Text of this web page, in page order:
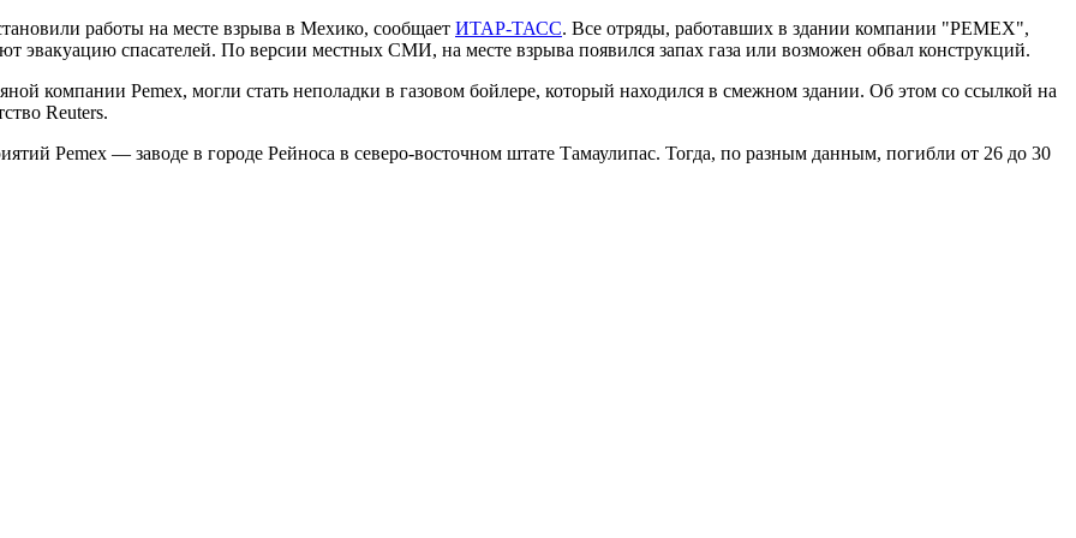
работы на месте взрыва в Мехико, сообщает ИТАР-ТАСС. Все отряды, работавших в здании компании "PEMEX",
эвакуацию спасателей. По версии местных СМИ, на месте взрыва появился запах газа или возможен обвал конструкций.
компании Pemex, могли стать неполадки в газовом бойлере, который находился в смежном здании. Об этом со ссылкой на
Reuters.
Pemex — заводе в городе Рейноса в северо-восточном штате Тамаулипас. Тогда, по разным данным, погибли от 26 до 30